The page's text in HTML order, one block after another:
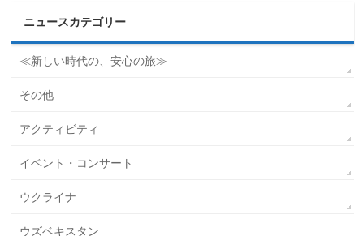
ニュースカテゴリー
≪新しい時代の、安心の旅≫
その他
アクティビティ
イベント・コンサート
ウクライナ
ウズベキスタン